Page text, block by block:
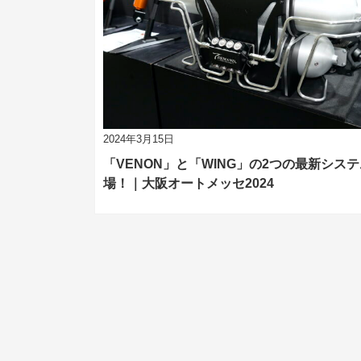
2024年3月15日
「VENON」と「WING」の2つの最新シス
場！｜大阪オートメッセ2024